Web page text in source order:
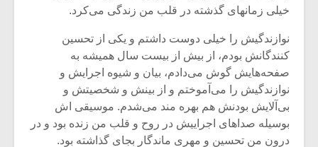
خیلی زمانهای گذشته در قلب من زندگی می‌کرد.
نوازندگیش را خیلی دوست داشتم و یکی از تحسین
کنندگانش بودم، از بیش از بیست سال همیشه به
صفحه‌هایش گوش می‌دادم، بیان و شیوه اجرایش و
نوازندگیش را می‌آموختم و از بینش و شخصیتش و
بی‌آلایش بودنش هم بهره مند می‌شدم. موسیقی اش
بوسیله صداهای اجراییش در روح و قلب من زنده بود و در
درون من تحسین و مهری ماندگار بجای گذاشته بود.